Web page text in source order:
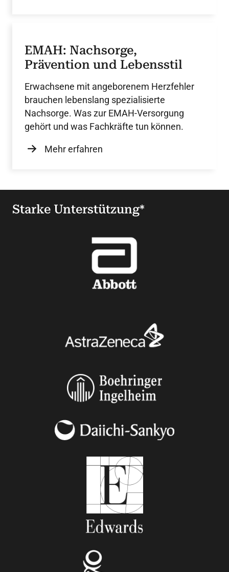
EMAH: Nachsorge,
Prävention und Lebensstil
Erwachsene mit angeborenem Herzfehler
brauchen lebenslang spezialisierte
Nachsorge. Was zur EMAH-Versorgung
gehört und was Fachkräfte tun können.
Mehr erfahren
Starke Unterstützung*